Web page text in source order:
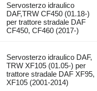
Servosterzo idraulico
DAF,TRW CF450 (01.18-)
per trattore stradale DAF
CF450, CF460 (2017-)
Servosterzo idraulico DAF,
TRW XF105 (01.05-) per
trattore stradale DAF XF95,
XF105 (2001-2014)